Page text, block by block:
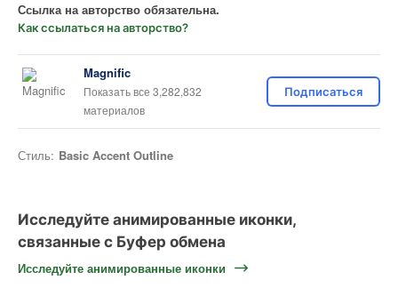
Ссылка на авторство обязательна.
Как ссылаться на авторство?
Magnific
Показать все 3,282,832
материалов
Подписаться
Стиль: Basic Accent Outline
Исследуйте анимированные иконки,
связанные с Буфер обмена
Исследуйте анимированные иконки